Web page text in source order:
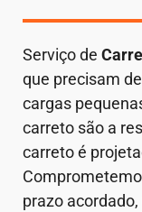
Serviço de
que precisam
cargas
carreto são a
carreto é
prazo